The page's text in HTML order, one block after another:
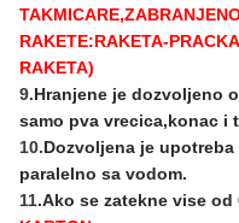
RAKETE:RAKETA-
RAKETA)
9.Hranjene je dozvoljeno
samo pva vrecica,konac i
10.Dozvoljena je
paralelno sa vodom.
11.Ako se zatekne vise